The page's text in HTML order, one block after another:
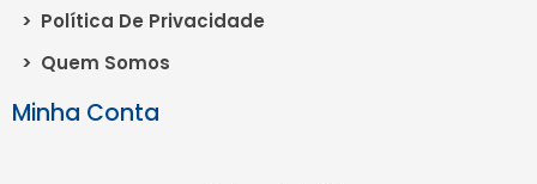
> Política De Privacidade
> Quem Somos
Minha Conta